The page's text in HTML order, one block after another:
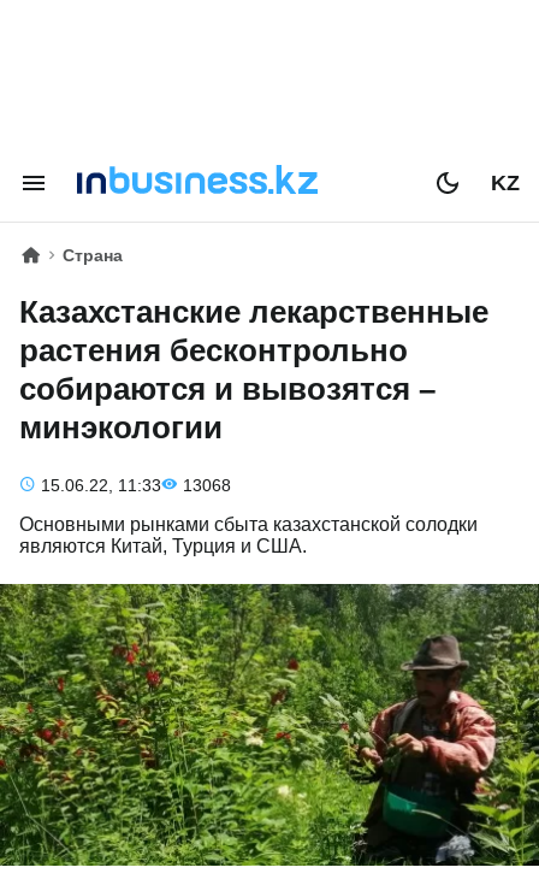
KZ
Страна
Казахстанские лекарственные
растения бесконтрольно
собираются и вывозятся –
минэкологии
15.06.22, 11:33 13068
Основными рынками сбыта казахстанской солодки
являются Китай, Турция и США.